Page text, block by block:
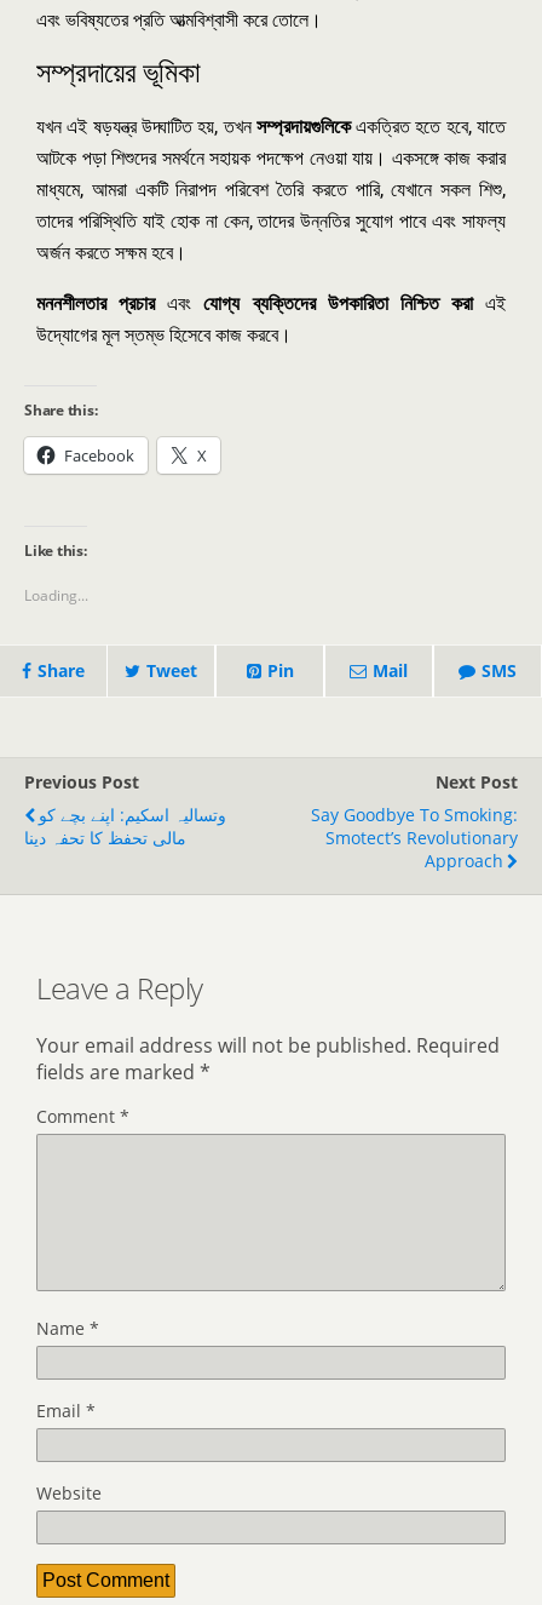
এবং ভবিষ্যতের প্রতি আত্মবিশ্বাসী করে তোলে।
সম্প্রদায়ের ভূমিকা
যখন এই ষড়যন্ত্র উদ্ঘাটিত হয়, তখনসম্প্রদায়গুলিকেএকত্রিত হতে হবে, যাতে
আটকে পড়া শিশুদের সমর্থনে সহায়ক পদক্ষেপ নেওয়া যায়। একসঙ্গে কাজ করার
মাধ্যমে, আমরা একটি নিরাপদ পরিবেশ তৈরি করতে পারি, যেখানে সকল শিশু,
তাদের পরিস্থিতি যাই হোক না কেন, তাদের উন্নতির সুযোগ পাবে এবং সাফল্য
অর্জন করতে সক্ষম হবে।
মননশীলতার প্রচারএবংযোগ্য ব্যক্তিদের উপকারিতা নিশ্চিত করাএই
উদ্যোগের মূল স্তম্ভ হিসেবে কাজ করবে।
Share this:
Facebook X
Like this:
Loading...
Share Tweet Pin Mail SMS
Previous Post
وتسالیہ اسکیم: اپنے بچے کو
مالی تحفظ کا تحفہ دینا
Next Post
Say Goodbye To Smoking:
Smotect’s Revolutionary
Approach
Leave a Reply
Your email address will not be published. Required
fields are marked *
Comment *
Name *
Email *
Website